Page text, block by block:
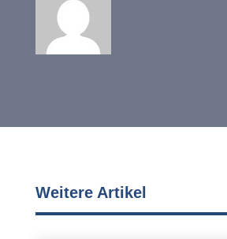
Weitere Artikel